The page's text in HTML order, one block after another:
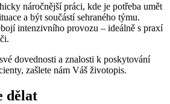
náročnější práci, kde je potřeba umět
a být součástí sehraného týmu.
intenzivního provozu – ideálně s praxí
dovednosti a znalosti k poskytování
zašlete nám Váš životopis.
dělat